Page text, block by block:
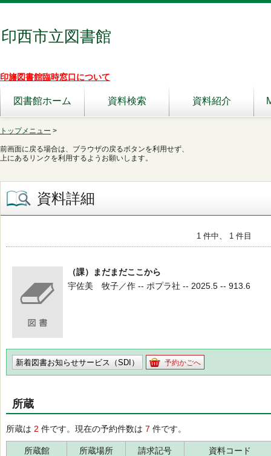
印西市立図書館
印旛図書館臨時窓口について
図書館ホーム 資料検索 資料紹介
トップメニュー >
前画面に戻る場合は、ブラウザの戻るボタンを利用せず、
上にあるリンクを利用するようお願いします。
資料詳細
1 件中、 1 件目
（課）まだまだここから
宇佐美 牧子／作 -- ポプラ社 -- 2025.5 -- 913.6
新着図書お知らせサービス（SDI） 予約かごへ
所蔵
所蔵は 2 件です。現在の予約件数は 7 件です。
所蔵館 所蔵場所 請求記号
資料コード